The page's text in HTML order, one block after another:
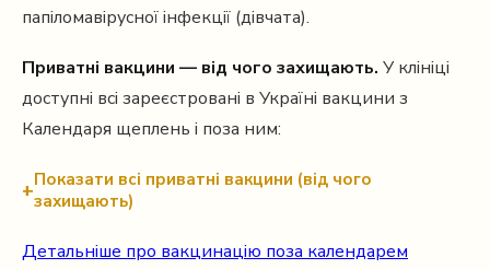
папіломавірусної інфекції (дівчата).
Приватні вакцини — від чого захищають. У клініці
доступні всі зареєстровані в Україні вакцини з
Календаря щеплень і поза ним:
Показати всі приватні вакцини (від чого
захищають)
Детальніше про вакцинацію поза календарем